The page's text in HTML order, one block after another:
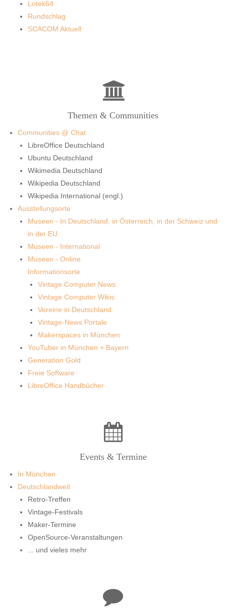
Lotek64
Rundschlag
SCACOM Aktuell
Themen & Communities
Communities @ Chat
LibreOffice Deutschland
Ubuntu Deutschland
Wikimedia Deutschland
Wikipedia Deutschland
Wikipedia International (engl.)
Ausstellungsorte
Museen - In Deutschland, in Österreich, in der Schweiz und
in der EU
Museen - International
Museen - Online
Informationsorte
Vintage Computer News
Vintage Computer Wikis
Vereine in Deutschland
Vintage-News Portale
Makerspaces in München
YouTuber in München + Bayern
Generation Gold
Freie Software
LibreOffice Handbücher
Events & Termine
In München
Deutschlandweit
Retro-Treffen
Vintage-Festivals
Maker-Termine
OpenSource-Veranstaltungen
... und vieles mehr